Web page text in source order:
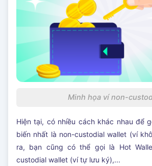
Minh họa ví non-
Hiện tại, có nhiều cách khác nhau để
biến nhất là non-custodial wallet (ví
ra, bạn cũng có thể gọi là Hot
custodial wallet (ví tự lưu ký),...